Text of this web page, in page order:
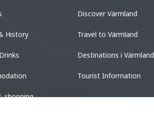
History
shopping
Discover Värmland
Travel to Värmland
Destinations i Värmland
Tourist Information